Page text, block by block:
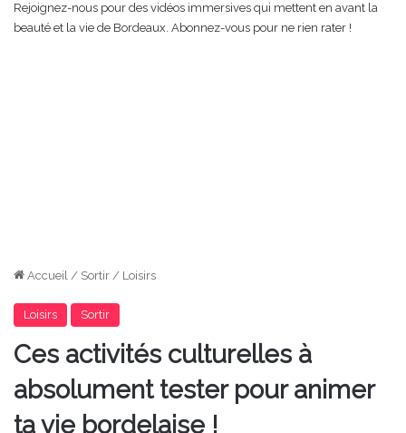
Rejoignez-nous pour des vidéos immersives qui mettent en avant la
beauté et la vie de Bordeaux. Abonnez-vous pour ne rien rater !
Accueil / Sortir / Loisirs
Loisirs Sortir
Ces activités culturelles à
absolument tester pour animer
ta vie bordelaise !